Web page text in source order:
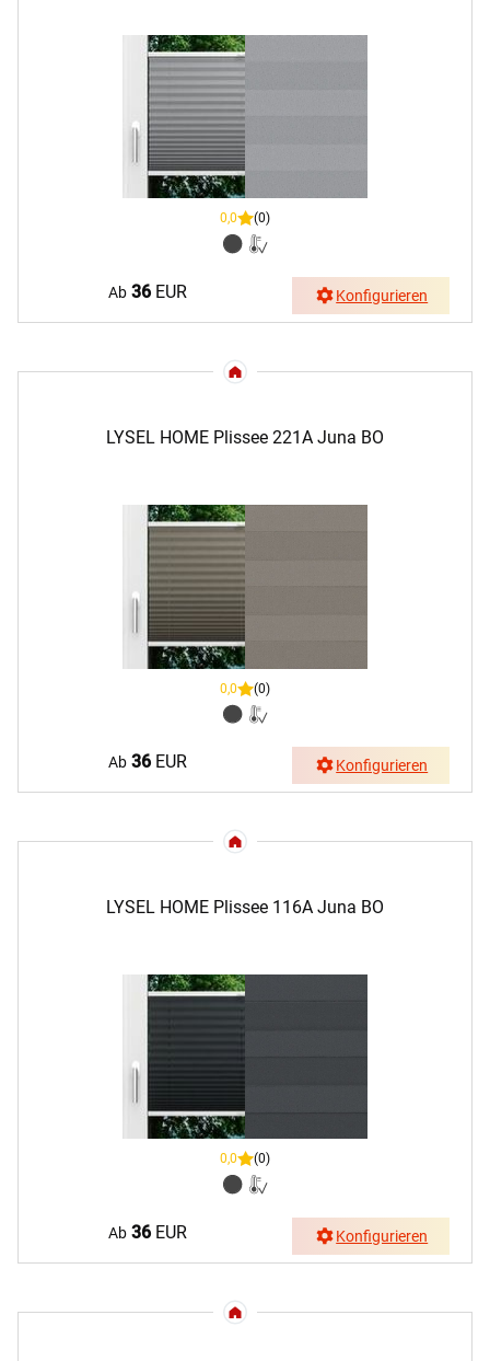
0,0 (0)
Ab 36 EUR Konfigurieren
LYSEL HOME Plissee 221A Juna BO
0,0 (0)
Ab 36 EUR Konfigurieren
LYSEL HOME Plissee 116A Juna BO
0,0 (0)
Ab 36 EUR Konfigurieren